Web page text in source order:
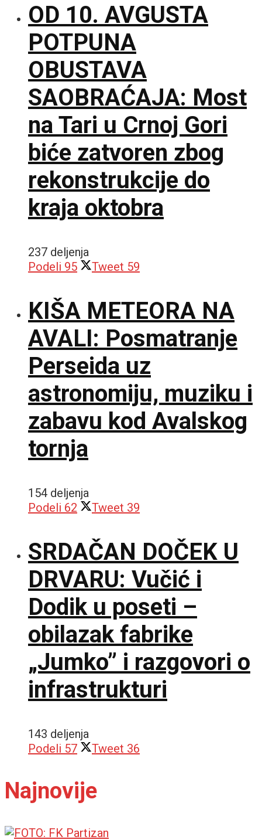
OD 10. AVGUSTA
POTPUNA
OBUSTAVA
SAOBRAĆAJA: Most
na Tari u Crnoj Gori
biće zatvoren zbog
rekonstrukcije do
kraja oktobra
237 deljenja
Podeli 95 Tweet 59
KIŠA METEORA NA
AVALI: Posmatranje
Perseida uz
astronomiju, muziku i
zabavu kod Avalskog
tornja
154 deljenja
Podeli 62 Tweet 39
SRDAČAN DOČEK U
DRVARU: Vučić i
Dodik u poseti –
obilazak fabrike
„Jumko” i razgovori o
infrastrukturi
143 deljenja
Podeli 57 Tweet 36
Najnovije